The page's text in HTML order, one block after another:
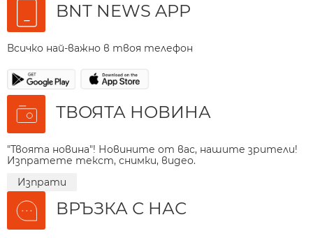
BNT NEWS APP
Всичко най-важно в твоя телефон
ТВОЯТА НОВИНА
"Твоята новина"! Новините от вас, нашите зрители!
Изпратете текст, снимки, видео.
Изпрати
ВРЪЗКА С НАС